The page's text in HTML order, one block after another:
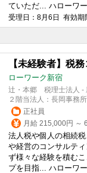
ていただ... ハローワ
受理日：8月6日 有効期
【未経験者】税
ローワーク新宿
辻・本郷 税理士法人 -
２階当法人：長岡事務所
正社員
月給 215,000円 ～
法人税や個人の相続
や経営のコンサルテ
ず様々な経験を積む
プを目指... ハローワ